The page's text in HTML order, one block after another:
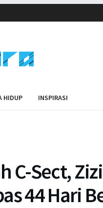
HIDUP INSPIRASI
C-Sect,
44 Hari